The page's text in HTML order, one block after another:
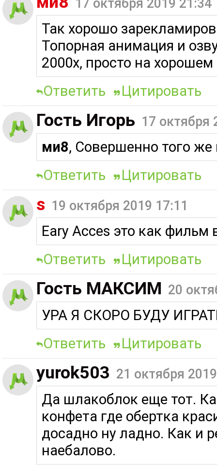
17 октября 2019 21:34
Так хорошо
Топорная анимация и
2000х, просто на
Ответить
Цитировать
Гость Игорь 17 октября
ми8, Совершенно того
Ответить
Цитировать
s 19 октября 2019 17:11
Eary Acces это как фильм
Ответить
Цитировать
Гость МАКСИМ 20
УРА Я СКОРО БУДУ
Ответить
Цитировать
yurok503 21 октября
Да шлакоблок еще тот.
конфета где обертка
досадно ну ладно. Как и
наебалово.